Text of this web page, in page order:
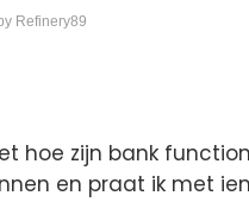
Refinery89
hoe zijn bank
en praat ik met